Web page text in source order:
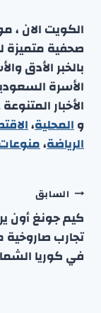
الكويت الان ،
صحفية متميزة
بالخبر الأدق
الأسرة
الأخبار
والمحلية،
الرياضة،منوعا
تصفّح
المقالات
السابق
كيم جونغ أون
تجارب
في كوريا